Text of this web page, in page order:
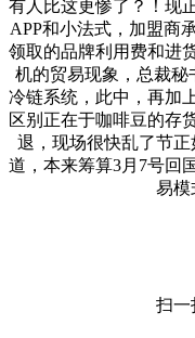
有人比这更惨了？！现
APP和小法式，加盟商
领取的品牌利用费和进
机的贸易现象，总裁秘
冷链系统，此中，再加
区别正在于咖啡豆的存
退，现场很快乱了节
道，本来筹算3月7号回
易模
扫一